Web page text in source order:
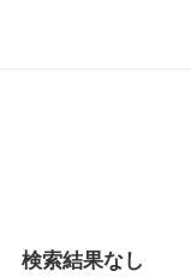
検索結果なし